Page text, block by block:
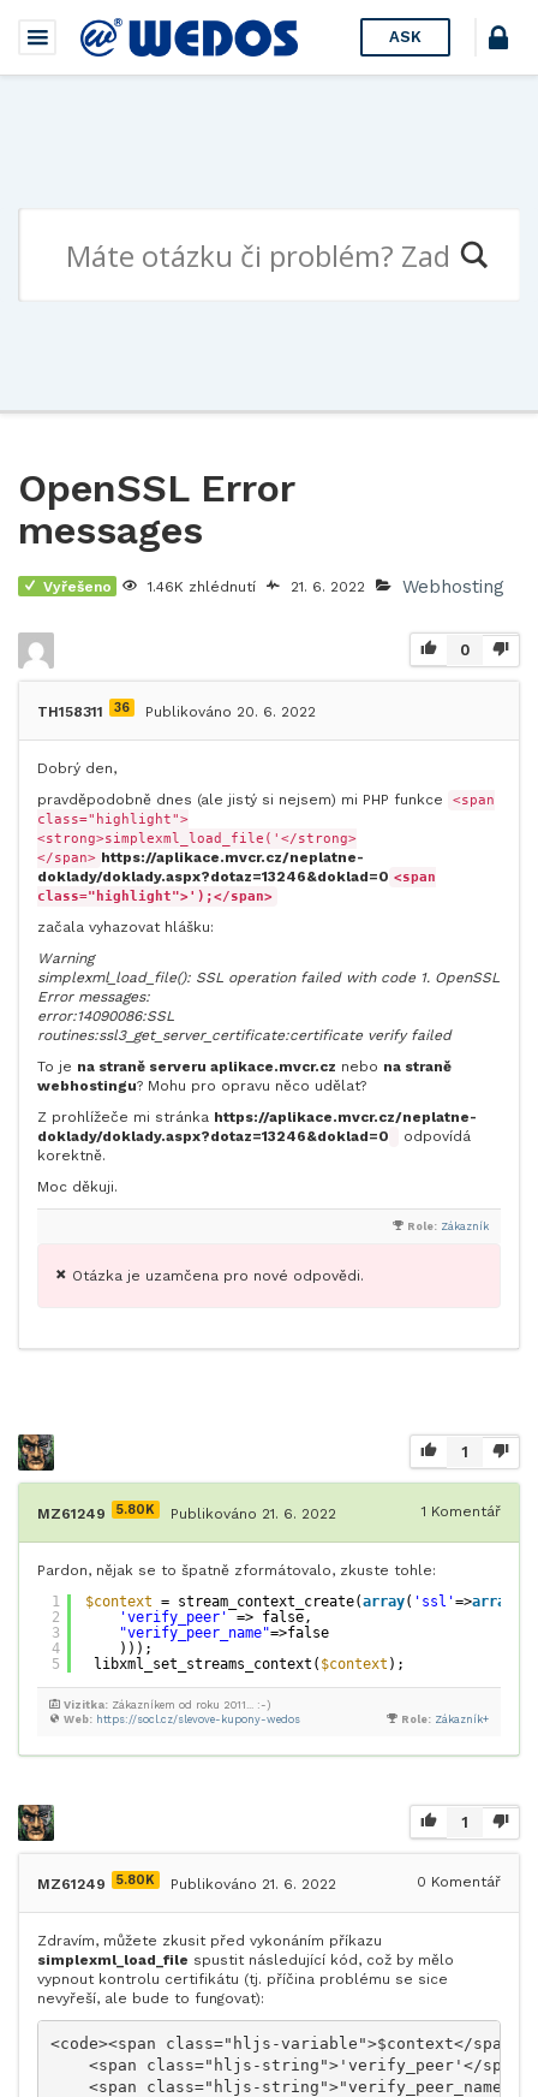
ASK
OpenSSL Error
messages
Vyřešeno 1.46K zhlédnutí 21. 6. 2022 Webhosting
0
TH158311 36 Publikováno 20. 6. 2022
Dobrý den,
pravděpodobně dnes (ale jistý si nejsem) mi PHP funkce
<span
class="highlight">
<strong>simplexml_load_file('</strong>
</span> https://aplikace.mvcr.cz/neplatne-
doklady/doklady.aspx?dotaz=13246&doklad=0 <span
class="highlight">');</span>
začala vyhazovat hlášku:
Warning
simplexml_load_file(): SSL operation failed with code 1. OpenSSL
Error messages:
error:14090086:SSL
routines:ssl3_get_server_certificate:certificate verify failed
To je na straně serveru aplikace.mvcr.cz nebo na straně
webhostingu? Mohu pro opravu něco udělat?
Z prohlížeče mi stránka https://aplikace.mvcr.cz/neplatne-
doklady/doklady.aspx?dotaz=13246&doklad=0
odpovídá
korektně.
Moc děkuji.
Role: Zákazník
Otázka je uzamčena pro nové odpovědi.
1
MZ61249 5.80K Publikováno 21. 6. 2022 1 Komentář
Pardon, nějak se to špatně zformátovalo, zkuste tohle:
1
2
3
4
5
$context = stream_context_create(array( 'ssl'=>array
'verify_peer'
=> false,
"verify_peer_name"=>false
)));
libxml_set_streams_context( $context );
Role: Zákazník+
Web: https://socl.cz/slevove-kupony-wedos
Vizitka: Zákazníkem od roku 2011... :-)
1
MZ61249 5.80K Publikováno 21. 6. 2022 0 Komentář
Zdravím, můžete zkusit před vykonáním příkazu
simplexml_load_file spustit následující kód, což by mělo
vypnout kontrolu certifikátu (tj. příčina problému se sice
nevyřeší, ale bude to fungovat):
<code><span class="hljs-variable">$context</
<span class="hljs-string">'verify_peer'</
<span class="hljs-